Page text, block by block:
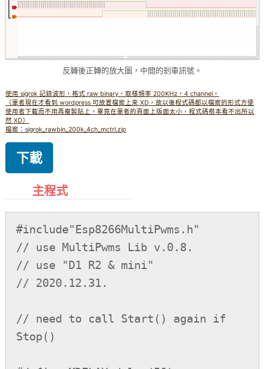
反轉後正轉的放大圖，中間的剎車訊號。
使用 sigrok 記錄波形，格式 raw binary，取樣頻率 200KHz，4 channel。
（筆者現在才看到 wordpress 可放置檔案上來 XD，故以後程式碼都以檔案的形式方便
使用者下載而不用再複製貼上，畢竟在筆者的頁面上版面太小，程式碼根本看不出所以
然 XD）
檔案：sigrok_rawbin_200k_4ch_mctrl.zip
下載
主程式
#include"Esp8266MultiPwms.h"
// use MultiPwms Lib v.0.8.
// use "D1 R2 & mini"
// 2020.12.31.
// need to call Start() again if
Stop()